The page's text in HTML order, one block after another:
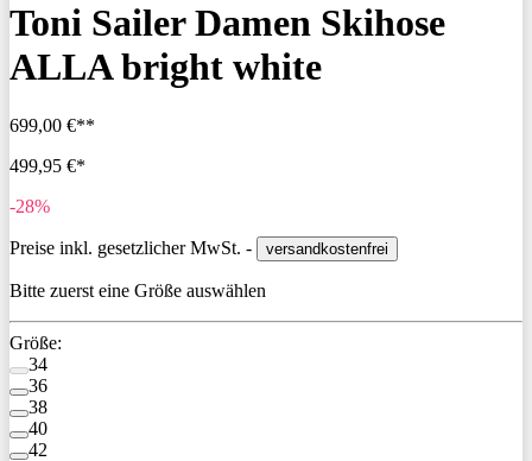
Toni Sailer Damen Skihose
ALLA bright white
699,00 €**
499,95 €*
-28%
Preise inkl. gesetzlicher MwSt. - versandkostenfrei
Bitte zuerst eine Größe auswählen
Größe:
34
36
38
40
42